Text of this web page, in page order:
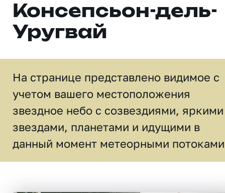
Консепсьон-дель-
Уругвай
На странице представлено видимое c
учетом вашего местоположения
звездное небо c созвездиями, яркими
звездами, планетами и идущими в
данный момент метеорными